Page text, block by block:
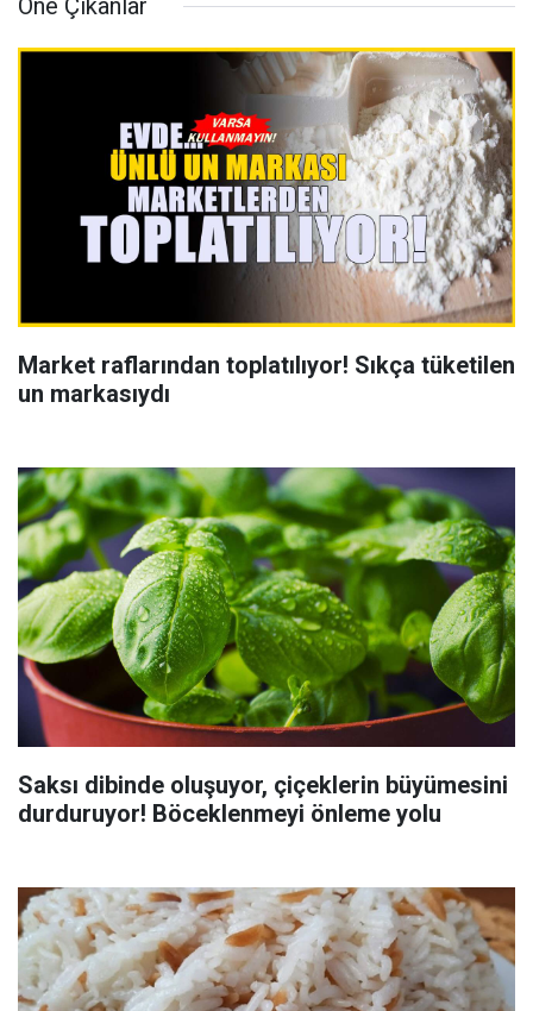
Öne Çıkanlar
Market raflarından toplatılıyor! Sıkça tüketilen
un markasıydı
Saksı dibinde oluşuyor, çiçeklerin büyümesini
durduruyor! Böceklenmeyi önleme yolu